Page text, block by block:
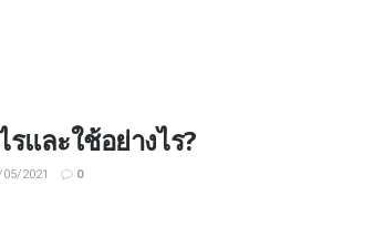
และใช้อย่างไร?
05/2021 0